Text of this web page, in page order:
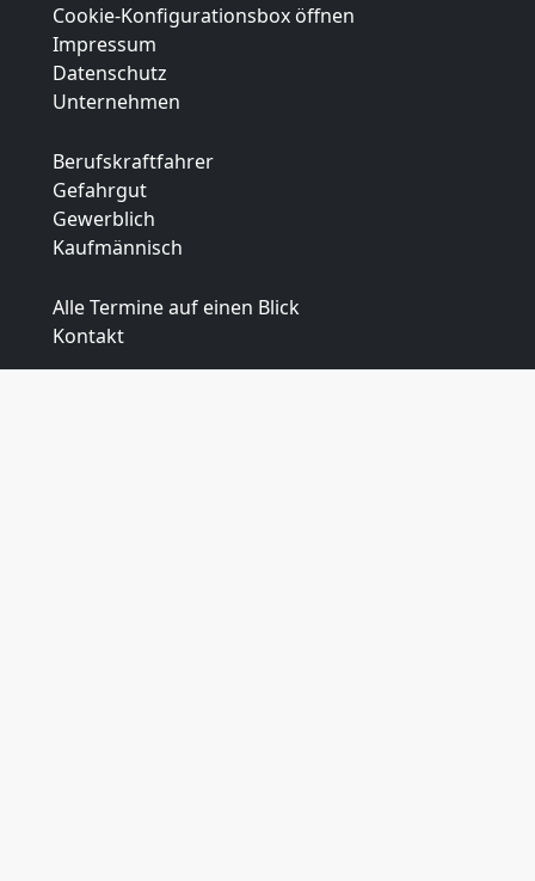
Cookie-Konfigurationsbox öffnen
Impressum
Datenschutz
Unternehmen
Berufskraftfahrer
Gefahrgut
Gewerblich
Kaufmännisch
Alle Termine auf einen Blick
Kontakt